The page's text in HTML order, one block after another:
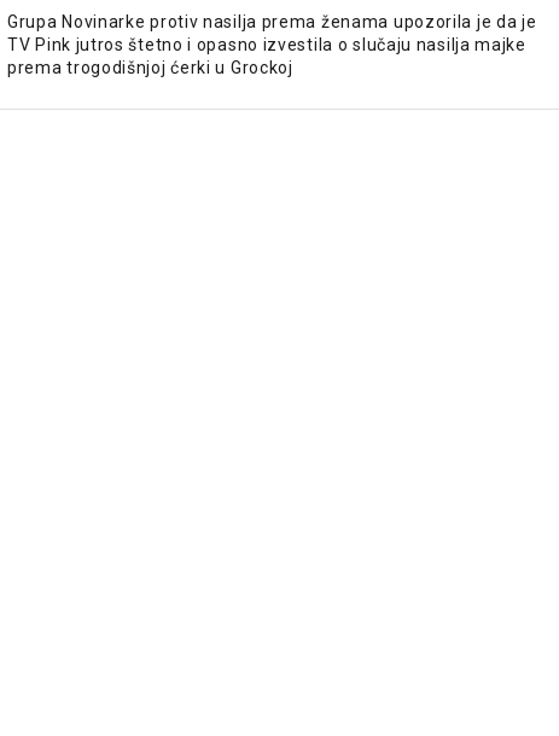
Grupa Novinarke protiv nasilja prema ženama upozorila je da je
TV Pink jutros štetno i opasno izvestila o slučaju nasilja majke
prema trogodišnjoj ćerki u Grockoj